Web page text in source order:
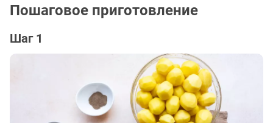
Пошаговое приготовление
Шаг 1